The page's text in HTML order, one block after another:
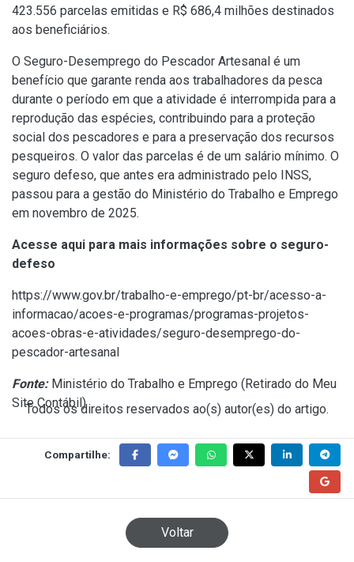
423.556 parcelas emitidas e R$ 686,4 milhões destinados
aos beneficiários.
O Seguro-Desemprego do Pescador Artesanal é um
benefício que garante renda aos trabalhadores da pesca
durante o período em que a atividade é interrompida para a
reprodução das espécies, contribuindo para a proteção
social dos pescadores e para a preservação dos recursos
pesqueiros. O valor das parcelas é de um salário mínimo. O
seguro defeso, que antes era administrado pelo INSS,
passou para a gestão do Ministério do Trabalho e Emprego
em novembro de 2025.
Acesse aqui para mais informações sobre o seguro-
defeso
https://www.gov.br/trabalho-e-emprego/pt-br/acesso-a-
informacao/acoes-e-programas/programas-projetos-
acoes-obras-e-atividades/seguro-desemprego-do-
pescador-artesanal
Fonte:Ministério do Trabalho e Emprego (Retirado do Meu
Site Contábil)
Todos os direitos reservados ao(s) autor(es) do artigo.
Compartilhe:
Voltar